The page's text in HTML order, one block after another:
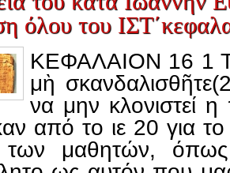
όλου του
ΚΕΦΑΛΑΙΟΝ 16 1
μὴ
να μην κλονιστεί
από το ιε 20 για
των μαθητών,